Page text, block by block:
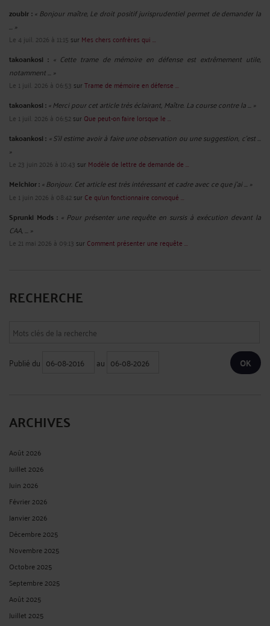
zoubir : « Bonjour maître, Le droit positif jurisprudentiel permet de demander la
... »
Le 4 juil. 2026 à 11:15 sur Mes chers confrères qui ...
takoankosi : « Cette trame de mémoire en défense est extrêmement utile,
notamment ... »
Le 1 juil. 2026 à 06:53 surTrame de mémoire en défense ...
takoankosi :« Merci pour cet article très éclairant, Maître. La course contre la ... »
Le 1 juil. 2026 à 06:52sur Que peut-on faire lorsque le ...
takoankosi : « S’il estime avoir à faire une observation ou une suggestion, c’est ...
»
Le 23 juin 2026 à 10:43 sur Modèle de lettre de demande de ...
Melchior :« Bonjour. Cet article est très intéressant et cadre avec ce que j'ai ... »
Le 1 juin 2026 à 08:42sur Ce qu’un fonctionnaire convoqué ...
Sprunki Mods : « Pour présenter une requête en sursis à exécution devant la
CAA, ... »
Le 21 mai 2026 à 09:13 sur Comment présenter une requête ...
RECHERCHE
Publié du au
ARCHIVES
Août 2026
Juillet 2026
Juin 2026
Février 2026
Janvier 2026
Décembre 2025
Novembre 2025
Octobre 2025
Septembre 2025
Août 2025
Juillet 2025